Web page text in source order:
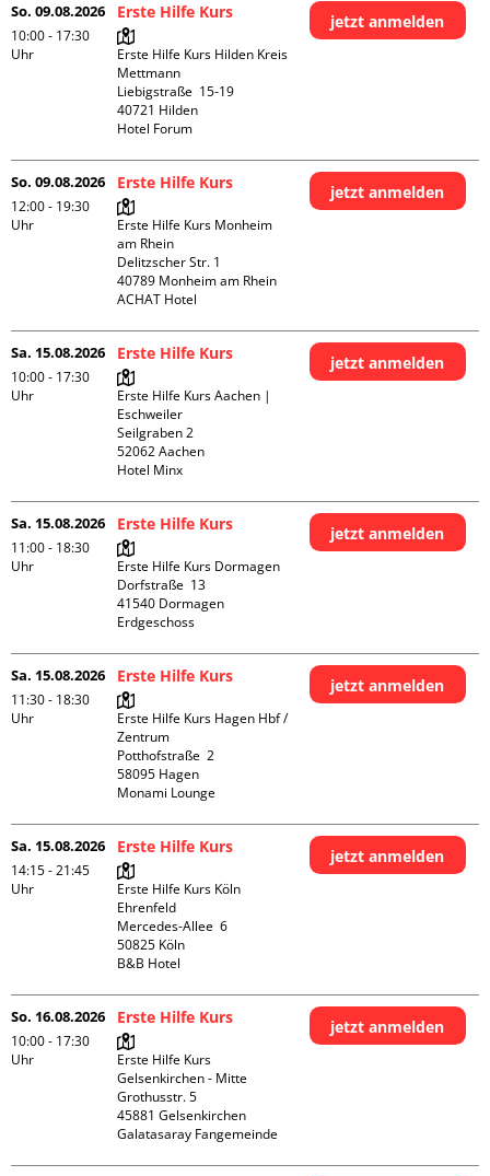
So. 09.08.2026
10:00 - 17:30
Uhr
Erste Hilfe Kurs
Erste Hilfe Kurs Hilden Kreis
Mettmann
Liebigstraße  15-19
40721 Hilden
Hotel Forum
jetzt anmelden
So. 09.08.2026
12:00 - 19:30
Uhr
Erste Hilfe Kurs
Erste Hilfe Kurs Monheim
am Rhein
Delitzscher Str. 1
40789 Monheim am Rhein
ACHAT Hotel
jetzt anmelden
Sa. 15.08.2026
10:00 - 17:30
Uhr
Erste Hilfe Kurs
Erste Hilfe Kurs Aachen |
Eschweiler
Seilgraben 2
52062 Aachen
Hotel Minx
jetzt anmelden
Sa. 15.08.2026
11:00 - 18:30
Uhr
Erste Hilfe Kurs
Erste Hilfe Kurs Dormagen
Dorfstraße  13
41540 Dormagen
Erdgeschoss
jetzt anmelden
Sa. 15.08.2026
11:30 - 18:30
Uhr
Erste Hilfe Kurs
Erste Hilfe Kurs Hagen Hbf /
Zentrum
Potthofstraße  2
58095 Hagen
Monami Lounge
jetzt anmelden
Sa. 15.08.2026
14:15 - 21:45
Uhr
Erste Hilfe Kurs
Erste Hilfe Kurs Köln
Ehrenfeld
Mercedes-Allee  6
50825 Köln
B&B Hotel
jetzt anmelden
So. 16.08.2026
10:00 - 17:30
Uhr
Erste Hilfe Kurs
Erste Hilfe Kurs
Gelsenkirchen - Mitte
Grothusstr. 5
45881 Gelsenkirchen
Galatasaray Fangemeinde
jetzt anmelden